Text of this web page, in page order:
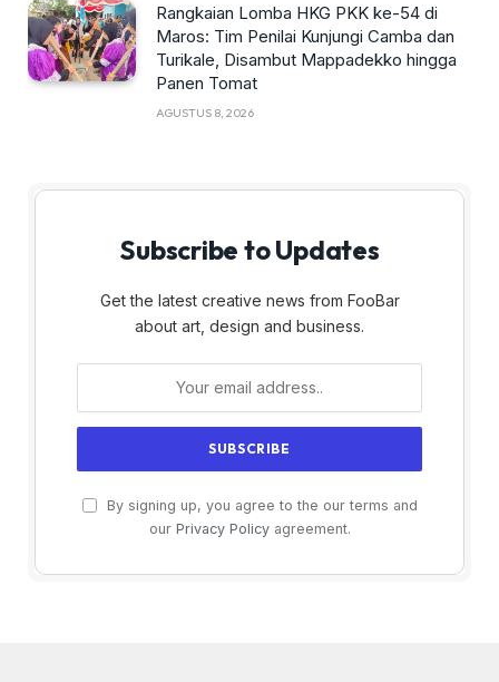
Rangkaian Lomba HKG PKK ke-54 di
Maros: Tim Penilai Kunjungi Camba dan
Turikale, Disambut Mappadekko hingga
Panen Tomat
AGUSTUS 8, 2026
Subscribe to Updates
Get the latest creative news from FooBar
about art, design and business.
By signing up, you agree to the our terms and
our Privacy Policyagreement.